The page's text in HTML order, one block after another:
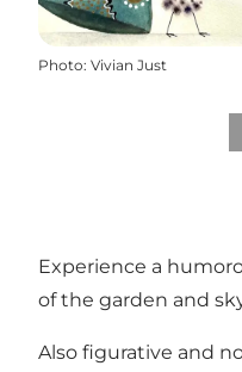
Photo: Vivian Just
Experience a
of the garden and
Also figurative and